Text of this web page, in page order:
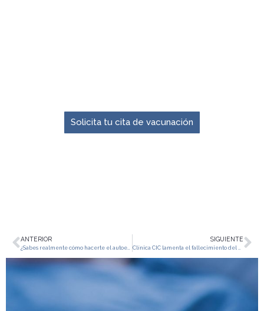
Solicita tu cita de vacunación
ANTERIOR
¿Sabes realmente cómo hacerte el autoexamen de mama?
SIGUIENTE
Clínica CIC lamenta el fallecimiento del Dr. Omar Buriticá